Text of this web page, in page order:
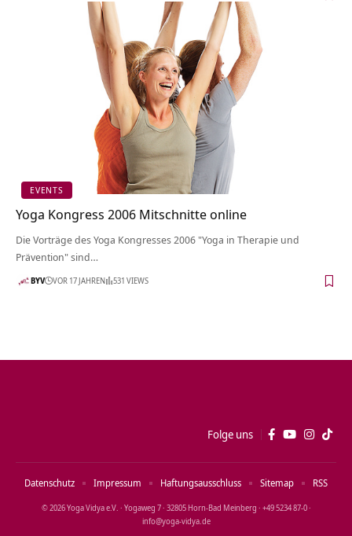
EVENTS
Yoga Kongress 2006 Mitschnitte online
Die Vorträge des Yoga Kongresses 2006 "Yoga in Therapie und
Prävention" sind…
BYV VOR 17 JAHREN 531 VIEWS
Folge uns
© 2026 Yoga Vidya e.V. · Yogaweg 7 · 32805 Horn‑Bad Meinberg · +49 5234 87‑0 ·
info@yoga‑vidya.de
Datenschutz Impressum Haftungsausschluss Sitemap RSS